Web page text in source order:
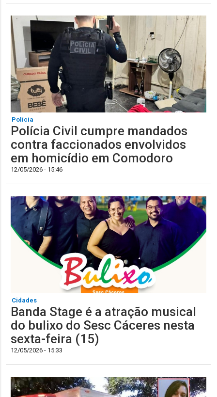
Polícia
Polícia Civil cumpre mandados
contra faccionados envolvidos
em homicídio em Comodoro
12/05/2026 - 15:46
Cidades
Banda Stage é a atração musical
do bulixo do Sesc Cáceres nesta
sexta-feira (15)
12/05/2026 - 15:33